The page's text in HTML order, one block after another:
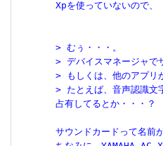
Xpを使っていないので、
       > むぅ・・・。
> デバイスマネージャで
> もしくは、他のアプリ
> たとえば、音声認識文
       占有してるとか・・・？
サウンドカードって名前